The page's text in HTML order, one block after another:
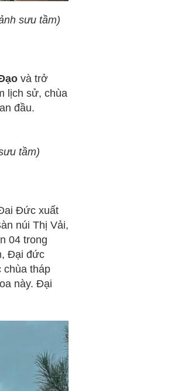
sưu tầm)
và trở
lịch sử, chùa
đầu.
tầm)
Đức xuất
núi Thị Vải,
04 trong
Đại đức
chùa tháp
này. Đại